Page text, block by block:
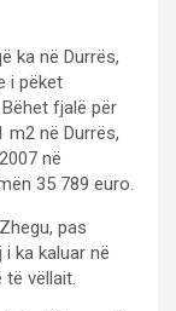
ka në Durrës,
i pëket
fjalë për
m2 në Durrës,
në
35 789 euro.
pas
ka kaluar në
vëllait.